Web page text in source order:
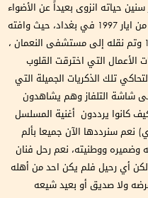
حياته انزوى بعيداً عن الأضواء
حتى وافته المنية في منزله بتأريخ الثامن من ايار 1997 في بغداد، حيث وافته
المنية في منزله بتاريخ الثامن من أيار 1997 وتم نقله إلى مستشفى النعمان ،
التي اخترقت القلوب
تلك الذكريات الجميلة التي
شاشة التلفاز وهم يشاهدون
كانوا يرددون أغنية المسلسل
نعم سنرددها الآن جميعا بألم
وضميره ووطنيته، نعم رحل فنان
أي رحيل فلم يكن احد من أهله
ولا صديق أو بعيد شيعه